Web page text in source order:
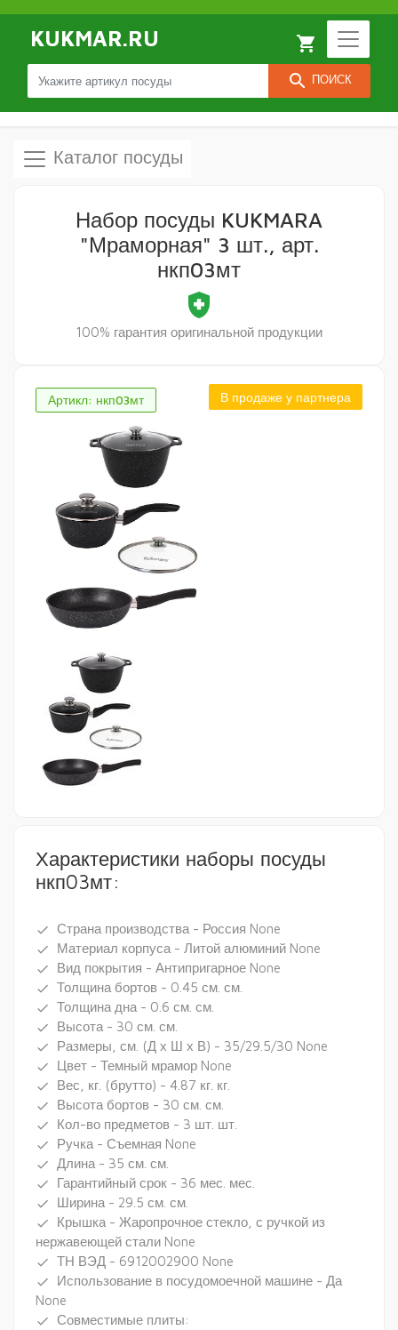
KUKMAR.RU
search ПОИСК
local_grocery_store
Каталог посуды
Артикл: нкп03мт В продаже у партнера
Набор посуды KUKMARA
"Мраморная" 3 шт., арт.
нкп03мт
health_and_safety
100% гарантия оригинальной продукции
Характеристики наборы посуды
нкп03мт:
done Страна производства - Россия None
done Материал корпуса - Литой алюминий None
done Вид покрытия - Антипригарное None
done Толщина бортов - 0.45 см. см.
done Толщина дна - 0.6 см. см.
done Высота - 30 см. см.
done Размеры, см. (Д х Ш х В) - 35/29.5/30 None
done Цвет - Темный мрамор None
done Вес, кг. (брутто) - 4.87 кг. кг.
done Высота бортов - 30 см. см.
done Кол-во предметов - 3 шт. шт.
done Ручка - Съемная None
done Длина - 35 см. см.
done Гарантийный срок - 36 мес. мес.
done Ширина - 29.5 см. см.
done
Крышка - Жаропрочное стекло, с ручкой из
нержавеющей стали None
done ТН ВЭД - 6912002900 None
done
Использование в посудомоечной машине - Да
None
done Совместимые плиты: